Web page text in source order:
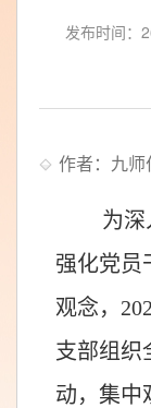
发布时间：
作者：九师
为深
强化党员
观念，
支部组织
动，集中